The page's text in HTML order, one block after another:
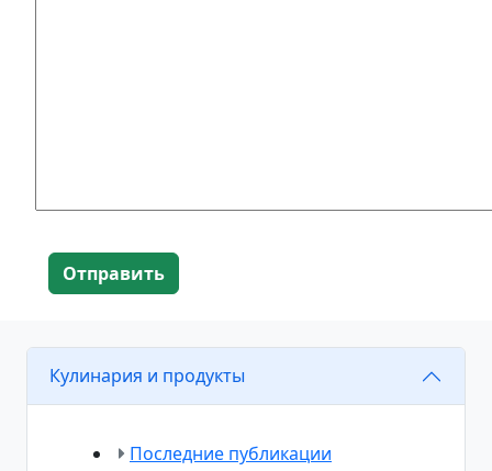
Отправить
Кулинария и продукты
Последние публикации